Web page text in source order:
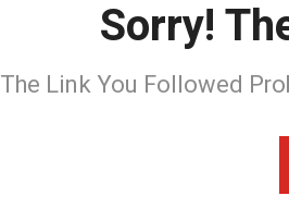
Sorry!
The Link You Followed